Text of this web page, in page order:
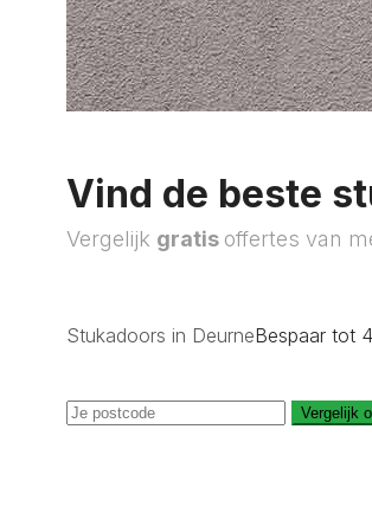
Vind de beste
Vergelijk gratis offertes van
Stukadoors in DeurneBespaar tot
Vergelijk